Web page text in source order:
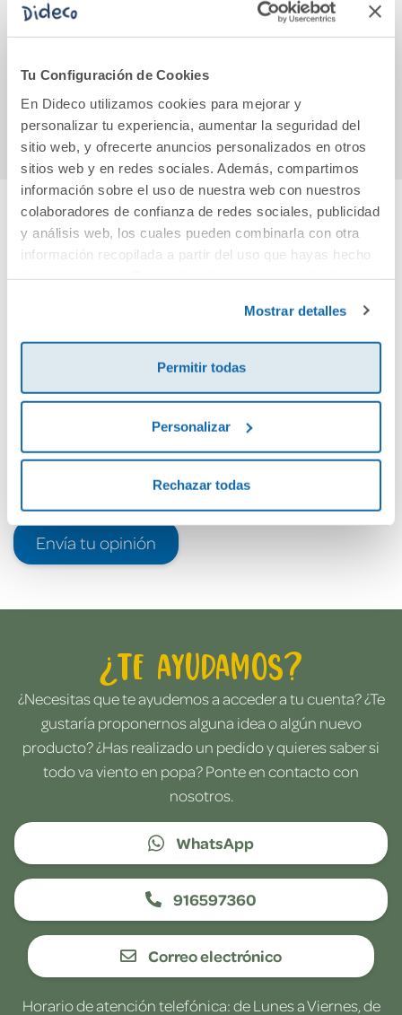
Tu Configuración de Cookies
En Dideco utilizamos cookies para mejorar y
personalizar tu experiencia, aumentar la seguridad del
sitio web, y ofrecerte anuncios personalizados en otros
sitios web y en redes sociales. Además, compartimos
información sobre el uso de nuestra web con nuestros
colaboradores de confianza de redes sociales, publicidad
y análisis web, los cuales pueden combinarla con otra
información recopilada a partir del uso que hayas hecho
Mostrar detalles
Permitir todas
Personalizar
Rechazar todas
(cartoné)
13,90€
Comprar
azul
Comprar
Cuéntanos tu opinión
Envía tu opinión
¿Te ayudamos?
¿Necesitas que te ayudemos a acceder a tu cuenta? ¿Te
gustaría proponernos alguna idea o algún nuevo
producto? ¿Has realizado un pedido y quieres saber si
todo va viento en popa? Ponte en contacto con
nosotros.
WhatsApp
916597360
Correo electrónico
Horario de atención telefónica: de Lunes a Viernes, de